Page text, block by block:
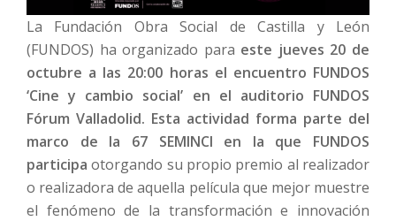
La Fundación Obra Social de Castilla y León
(FUNDOS) ha organizado para este jueves 20 de
octubre a las 20:00 horas el encuentro FUNDOS
‘Cine y cambio social’ en el auditorio FUNDOS
Fórum Valladolid. Esta actividad forma parte del
marco de la 67 SEMINCI en la que FUNDOS
participa otorgando su propio premio al realizador
o realizadora de aquella película que mejor muestre
el fenómeno de la transformación e innovación